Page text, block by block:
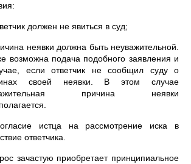
должен не явиться в суд;
неявки должна быть неуважительной.
возможна подача подобного заявления и
если ответчик не сообщил суду о
своей неявки. В этом случае
причина неявки
истца на рассмотрение иска в
ответчика.
зачастую приобретает принципиальное